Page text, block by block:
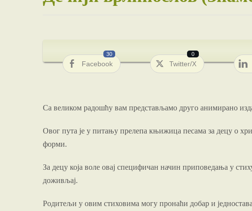
Facebook
30
Twitter/X
0
Са великом радошћу вам представљамо друго анимирано
Овог пута је у питању прелепа књижица песама за децу о
форми.
За децу која воле овај специфичан начин приповедања у
доживљај.
Родитељи у овим стиховима могу пронаћи добар и